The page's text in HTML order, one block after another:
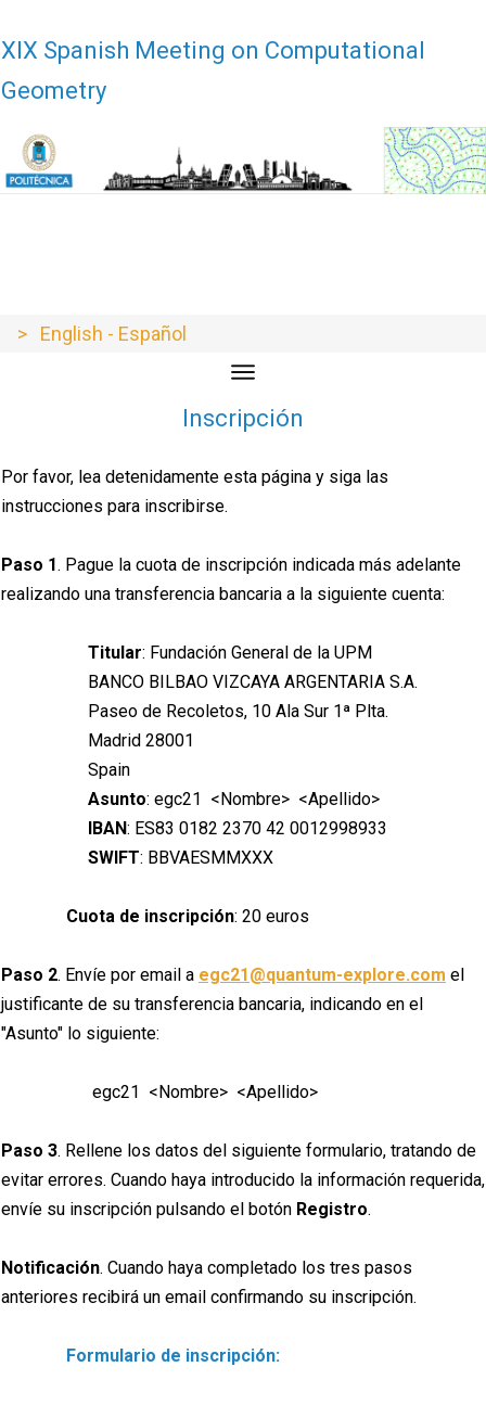
XIX Spanish Meeting on Computational
Geometry
> English - Español
Inscripción
Por favor, lea detenidamente esta página y siga las
instrucciones para inscribirse.
Paso 1. Pague la cuota de inscripción indicada más adelante
realizando una transferencia bancaria a la siguiente cuenta:
Titular: Fundación General de la UPM
BANCO BILBAO VIZCAYA ARGENTARIA S.A.
Paseo de Recoletos, 10 Ala Sur 1ª Plta.
Madrid 28001
Spain
Asunto: egc21 <Nombre> <Apellido>
IBAN: ES83 0182 2370 42 0012998933
SWIFT: BBVAESMMXXX
Cuota de inscripción: 20 euros
Paso 2. Envíe por email a egc21@quantum-explore.com el
justificante de su transferencia bancaria, indicando en el
"Asunto" lo siguiente:
egc21 <Nombre> <Apellido>
Paso 3. Rellene los datos del siguiente formulario, tratando de
evitar errores. Cuando haya introducido la información requerida,
envíe su inscripción pulsando el botón Registro.
Notificación. Cuando haya completado los tres pasos
anteriores recibirá un email confirmando su inscripción.
Formulario de inscripción: